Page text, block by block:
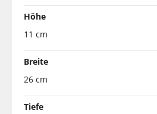
Höhe
11 cm
Breite
26 cm
Tiefe